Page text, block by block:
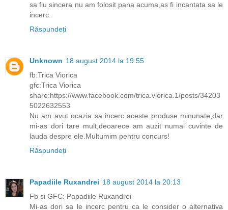
sa fiu sincera nu am folosit pana acuma,as fi incantata sa le
incerc.
Răspundeți
Unknown 18 august 2014 la 19:55
fb:Trica Viorica
gfc:Trica Viorica
share:https://www.facebook.com/trica.viorica.1/posts/34203
5022632553
Nu am avut ocazia sa incerc aceste produse minunate,dar
mi-as dori tare mult,deoarece am auzit numai cuvinte de
lauda despre ele.Multumim pentru concurs!
Răspundeți
Papadiile Ruxandrei 18 august 2014 la 20:13
Fb si GFC: Papadiile Ruxandrei
Mi-as dori sa le incerc pentru ca le consider o alternativa